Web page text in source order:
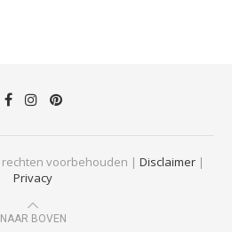
rechten voorbehouden | Disclaimer|
Privacy
NAAR BOVEN